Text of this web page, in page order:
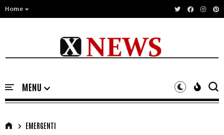
Home
EMERGENTI